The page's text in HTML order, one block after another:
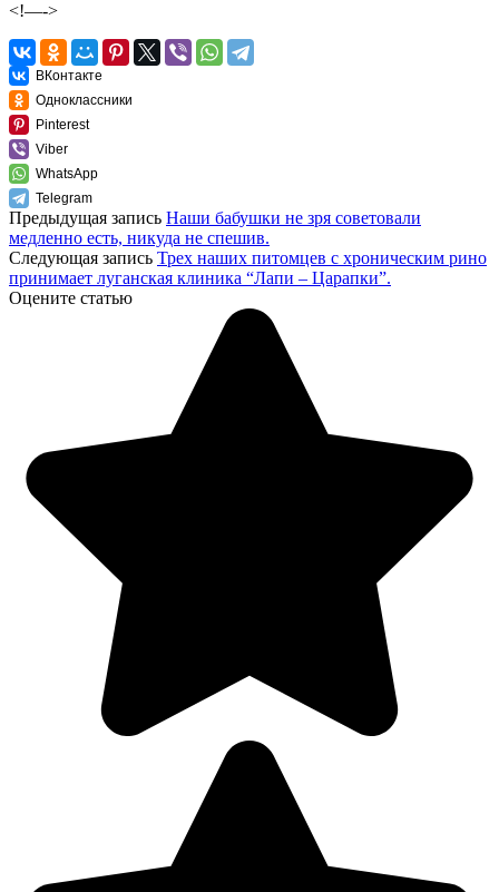
<!—->
ВКонтакте
Одноклассники
Pinterest
Viber
WhatsApp
Telegram
Предыдущая запись Наши бабушки не зря советовали
медленно есть, никуда не спешив.
Следующая запись Трех наших питомцев с хроническим рино
принимает луганская клиника “Лапи – Царапки”.
Оцените статью